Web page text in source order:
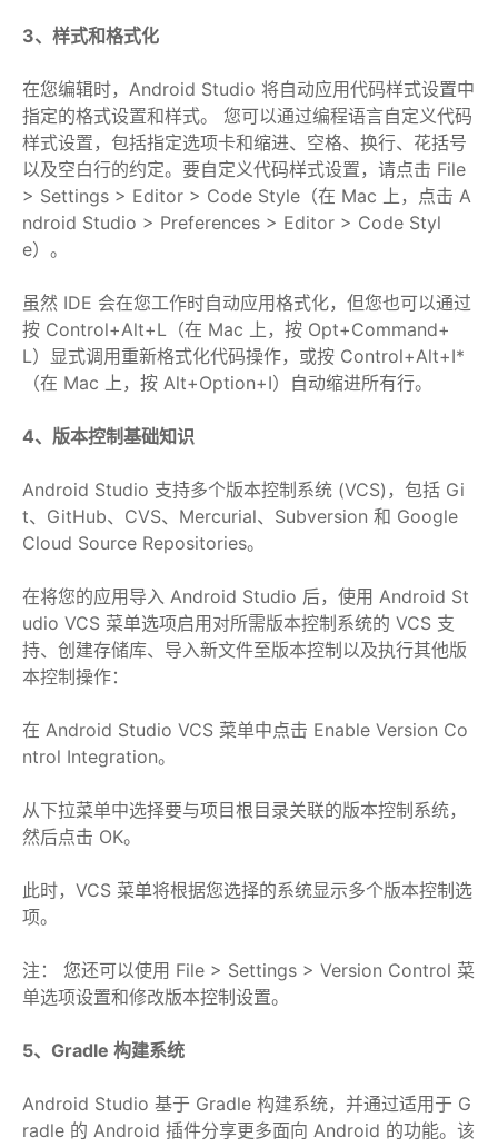
3、样式和格式化
在您编辑时，Android Studio 将自动应用代码样式设置中
指定的格式设置和样式。 您可以通过编程语言自定义代码
样式设置，包括指定选项卡和缩进、空格、换行、花括号
以及空白行的约定。要自定义代码样式设置，请点击 File
> Settings > Editor > Code Style（在 Mac 上，点击 A
ndroid Studio > Preferences > Editor > Code Styl
e）。
虽然 IDE 会在您工作时自动应用格式化，但您也可以通过
按 Control+Alt+L（在 Mac 上，按 Opt+Command+
L）显式调用重新格式化代码操作，或按 Control+Alt+I*
（在 Mac 上，按 Alt+Option+I）自动缩进所有行。
4、版本控制基础知识
Android Studio 支持多个版本控制系统 (VCS)，包括 Gi
t、GitHub、CVS、Mercurial、Subversion 和 Google
Cloud Source Repositories。
在将您的应用导入 Android Studio 后，使用 Android St
udio VCS 菜单选项启用对所需版本控制系统的 VCS 支
持、创建存储库、导入新文件至版本控制以及执行其他版
本控制操作：
在 Android Studio VCS 菜单中点击 Enable Version Co
ntrol Integration。
从下拉菜单中选择要与项目根目录关联的版本控制系统，
然后点击 OK。
此时，VCS 菜单将根据您选择的系统显示多个版本控制选
项。
注： 您还可以使用 File > Settings > Version Control 菜
单选项设置和修改版本控制设置。
5、Gradle 构建系统
Android Studio 基于 Gradle 构建系统，并通过适用于 G
radle 的 Android 插件分享更多面向 Android 的功能。该